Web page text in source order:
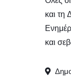
και τη
και